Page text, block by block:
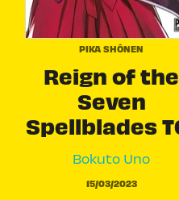
PIKA SHÔNEN
Reign of the
Seven
Spellblades
Bokuto Uno
15/03/2023